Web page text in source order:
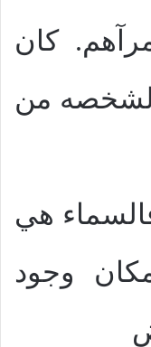
كان
لشخصه من
هي
وجود